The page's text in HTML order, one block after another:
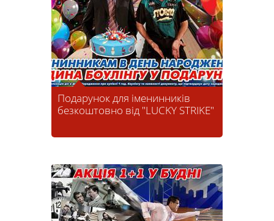
Подарунок для іменинників
безкоштовно від "LUCKY STRIKE"